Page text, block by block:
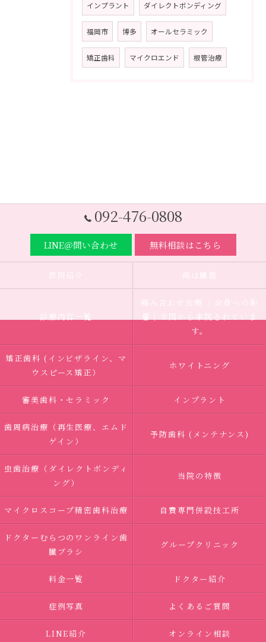
インプラント ダイレクトボンディング
福岡市 博多 オールセラミック
矯正歯科 マイクロエンド 根管治療
092-476-0808
LINE＠問い合わせ 無料相談はこちら
医院紹介 歯は臓器
診療内容一覧
噛み合わせ治療 ｜全身への影
響｜全国から来院されていま
す。
矯正歯科 (インビザライン、マ
ウスピース矯正）
ホワイトニング
審美歯科・セラミック インプラント
歯周病治療（再生医療、エムド
ゲイン）
予防歯科 (メンテナンス)
虫歯治療（ダイレクトボンディ
ング）
当院の特徴
マイクロスコープ精密歯科治療 自費専門併設技工所
ドクターむらつのワンライン歯
臓ブラシ
グループクリニック
料金一覧 ドクター紹介
症例写真 よくあるご質問
LINE紹介 オンライン相談